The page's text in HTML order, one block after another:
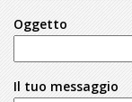
Oggetto
Il tuo messaggio